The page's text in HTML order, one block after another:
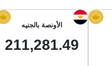
الأونصة بالجنيه
211,281.49